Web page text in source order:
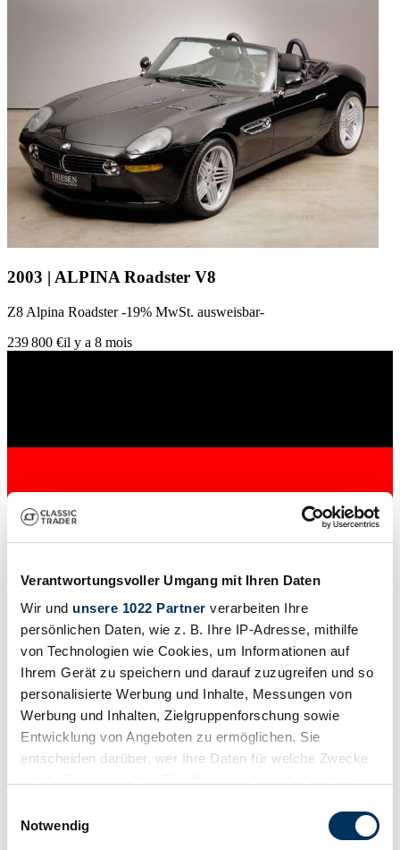
Verantwortungsvoller Umgang mit Ihren Daten
Wir und unsere 1022 Partner verarbeiten Ihre
persönlichen Daten, wie z. B. Ihre IP-Adresse, mithilfe
von Technologien wie Cookies, um Informationen auf
Ihrem Gerät zu speichern und darauf zuzugreifen und so
personalisierte Werbung und Inhalte, Messungen von
Werbung und Inhalten, Zielgruppenforschung sowie
Entwicklung von Angeboten zu ermöglichen. Sie
entscheiden darüber, wer Ihre Daten für welche Zwecke
Trigger Symbol ändern oder widerrufen
Notwendig
2003 | ALPINA Roadster V8
Z8 Alpina Roadster -19% MwSt. ausweisbar-
239 800 €il y a 8 mois
Concessionnaires
Série de fabrication
Type de carrosserie
Cabriolet (Roadster)
Kilométrage (lire)
Puissance (kW/CV)
280 / 381